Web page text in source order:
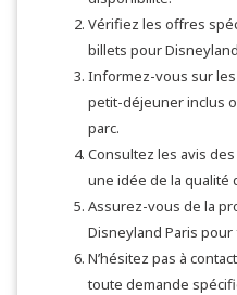
Vérifiez les offres
billets pour
Informez-vous sur
petit-déjeuner inclus
parc.
Consultez les avis
une idée de la qualité
Assurez-vous de la
Disneyland Paris
N’hésitez pas à
toute demande